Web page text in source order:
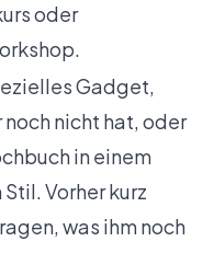
oder
Gadget,
noch nicht hat, oder
in einem
Stil. Vorher kurz
was ihm noch